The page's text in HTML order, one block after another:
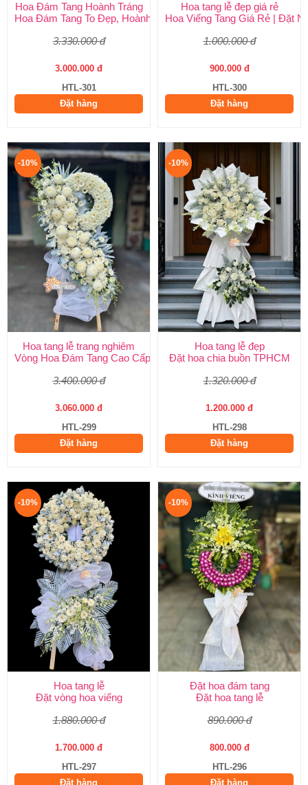
Hoa Đám Tang Hoành Tráng
Hoa Đám Tang To Đẹp, Hoành Tráng tại Huy Thảo
3.330.000 đ
3.000.000 đ
HTL-301
Đặt hàng
Hoa tang lễ đẹp giá rẻ
Hoa Viếng Tang Giá Rẻ | Đặt
1.000.000 đ
900.000 đ
HTL-300
Đặt hàng
-10%
Hoa tang lễ trang nghiêm
Vòng Hoa Đám Tang Cao Cấp | Sang Trọng, Giao Nhanh
3.400.000 đ
3.060.000 đ
HTL-299
Đặt hàng
-10%
Hoa tang lễ đẹp
Đặt hoa chia buồn TPHCM
1.320.000 đ
1.200.000 đ
HTL-298
Đặt hàng
-10%
Hoa tang lễ
Đặt vòng hoa viếng
1.880.000 đ
1.700.000 đ
HTL-297
Đặt hàng
-10%
Đặt hoa đám tang
Đặt hoa tang lễ
890.000 đ
800.000 đ
HTL-296
Đặt hàng